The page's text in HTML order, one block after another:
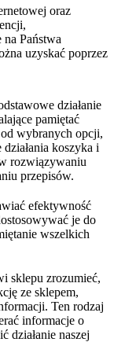
oraz
Państwa
uzyskać poprzez
działanie
pamiętać
wybranych opcji,
koszyka i
rozwiązywaniu
przepisów.
efektywność
je do
wszelkich
sklepu zrozumieć,
ze sklepem,
Ten rodzaj
informacje o
działanie naszej